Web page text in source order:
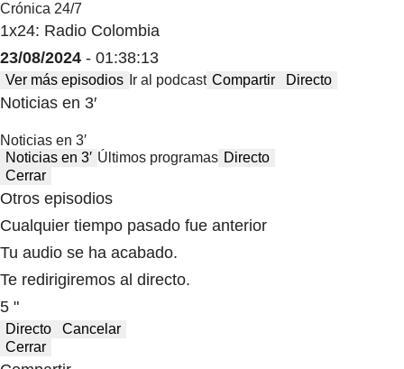
Crónica 24/7
1x24: Radio Colombia
23/08/2024 - 01:38:13
Ver más episodios Ir al podcast Compartir Directo
Noticias en 3′
Noticias en 3′
Noticias en 3′ Últimos programas Directo
Cerrar
Otros episodios
Cualquier tiempo pasado fue anterior
Tu audio se ha acabado.
Te redirigiremos al directo.
5 "
Directo
Cancelar
Cerrar